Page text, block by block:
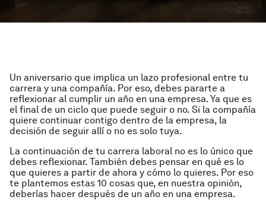
Un aniversario que implica un lazo profesional entre tu
carrera y una compañía. Por eso, debes pararte a
reflexionar al cumplir un año en una empresa. Ya que es
el final de un ciclo que puede seguir o no. Si la compañía
quiere continuar contigo dentro de la empresa, la
decisión de seguir allí o no es solo tuya.
La continuación de tu carrera laboral no es lo único que
debes reflexionar. También debes pensar en qué es lo
que quieres a partir de ahora y cómo lo quieres. Por eso
te plantemos estas 10 cosas que, en nuestra opinión,
deberías hacer después de un año en una empresa.